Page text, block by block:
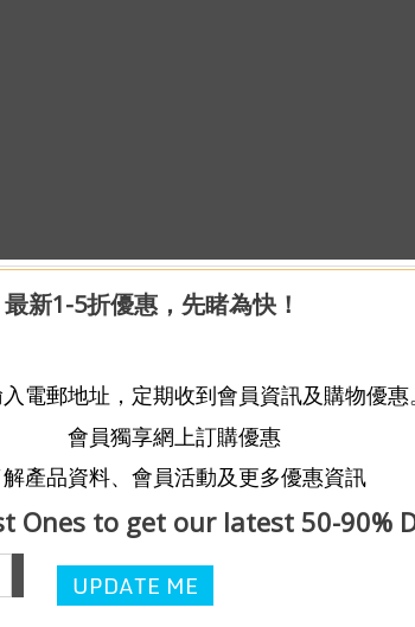
最新1-5折優惠，先睹為快！
電郵地址，定期收到會員資訊及購物優惠。
會員獨享網上訂購優惠
產品資料、會員活動及更多優惠資訊
Ones to get our latest 50-90%